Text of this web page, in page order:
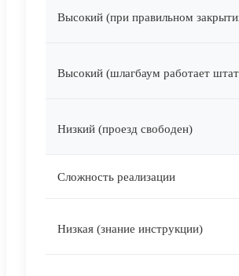
Высокий (при правильном
Высокий (шлагбаум работает
Низкий (проезд свободен)
Сложность реализации
Низкая (знание инструкции)